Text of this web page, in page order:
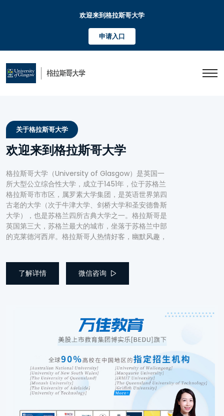
欢迎来到格拉斯哥大学
申请入口
关于格拉斯哥大学
欢迎来到格拉斯哥大学
格拉斯哥大学（University of Glasgow）是英国一
所大型公立综合性大学，成立于1451年，位于苏格兰
格拉斯哥市市区，属罗素大学集团，是英语世界第四
古老的大学（次于牛津大学、剑桥大学和圣安德鲁斯
大学），也是苏格兰四所古典大学之一。格拉斯哥是
英国第三大，苏格兰最大的城市，坐落于苏格兰中部
的克莱德河西岸。格拉斯哥人热情好客，幽默风趣，
了解详情 微信咨询